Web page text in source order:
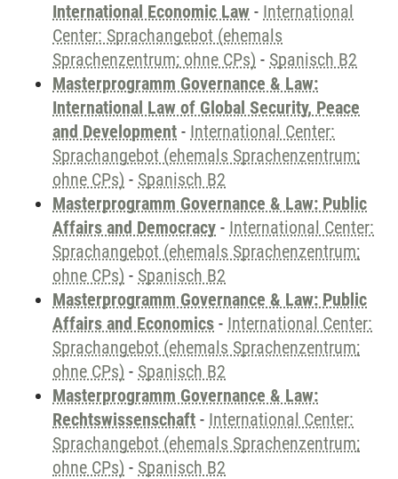
International Economic Law - International
Center: Sprachangebot (ehemals
Sprachenzentrum; ohne CPs) - Spanisch B2
Masterprogramm Governance & Law:
International Law of Global Security, Peace
and Development - International Center:
Sprachangebot (ehemals Sprachenzentrum;
ohne CPs) - Spanisch B2
Masterprogramm Governance & Law: Public
Affairs and Democracy - International Center:
Sprachangebot (ehemals Sprachenzentrum;
ohne CPs) - Spanisch B2
Masterprogramm Governance & Law: Public
Affairs and Economics - International Center:
Sprachangebot (ehemals Sprachenzentrum;
ohne CPs) - Spanisch B2
Masterprogramm Governance & Law:
Rechtswissenschaft - International Center:
Sprachangebot (ehemals Sprachenzentrum;
ohne CPs) - Spanisch B2